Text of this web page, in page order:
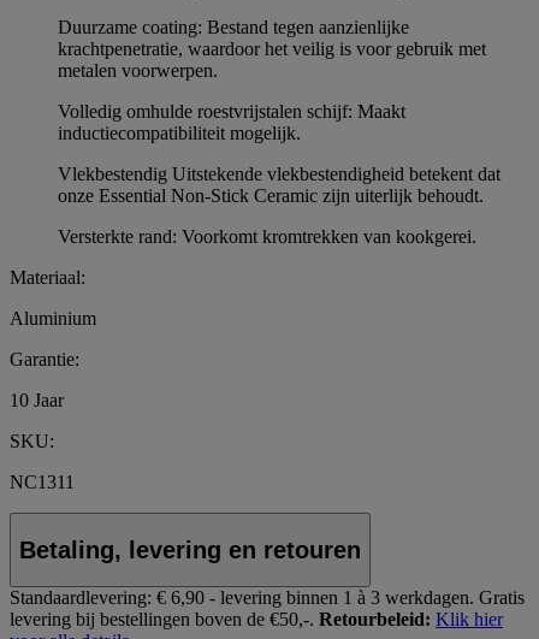
Duurzame coating: Bestand tegen aanzienlijke
krachtpenetratie, waardoor het veilig is voor gebruik met
metalen voorwerpen.
Volledig omhulde roestvrijstalen schijf: Maakt
inductiecompatibiliteit mogelijk.
Vlekbestendig Uitstekende vlekbestendigheid betekent dat
onze Essential Non-Stick Ceramic zijn uiterlijk behoudt.
Versterkte rand: Voorkomt kromtrekken van kookgerei.
Materiaal:
Aluminium
Garantie:
10 Jaar
SKU:
NC1311
Betaling, levering en retouren
Standaardlevering: € 6,90 - levering binnen 1 à 3 werkdagen. Gratis
levering bij bestellingen boven de €50,-. Retourbeleid: Klik hier